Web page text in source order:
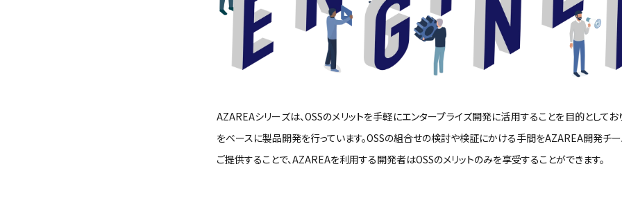
AZAREAシリーズは、OSSのメリットを手軽にエンタープライズ開発に活用することを目的として
をベースに製品開発を行っています。OSSの組合せの検討や検証にかける手間をAZAREA開発チー
ご提供することで、AZAREAを利用する開発者はOSSのメリットのみを享受することができます。